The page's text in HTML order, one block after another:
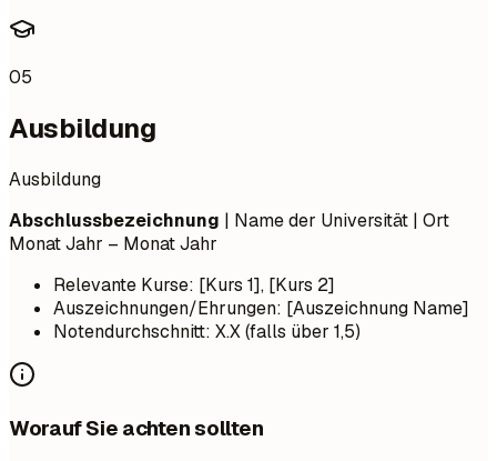
05
Ausbildung
Ausbildung
Abschlussbezeichnung | Name der Universität | Ort
Monat Jahr – Monat Jahr
Relevante Kurse: [Kurs 1], [Kurs 2]
Auszeichnungen/Ehrungen: [Auszeichnung Name]
Notendurchschnitt: X.X (falls über 1,5)
Worauf Sie achten sollten